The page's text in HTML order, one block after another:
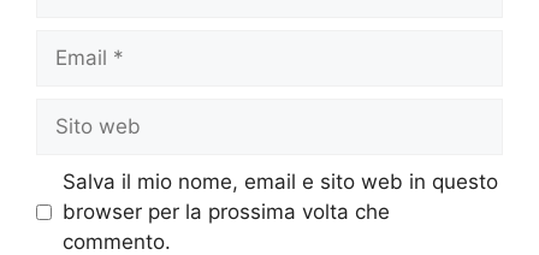
Email
Sito
web
Salva il mio nome, email e sito web in questo
browser per la prossima volta che
commento.